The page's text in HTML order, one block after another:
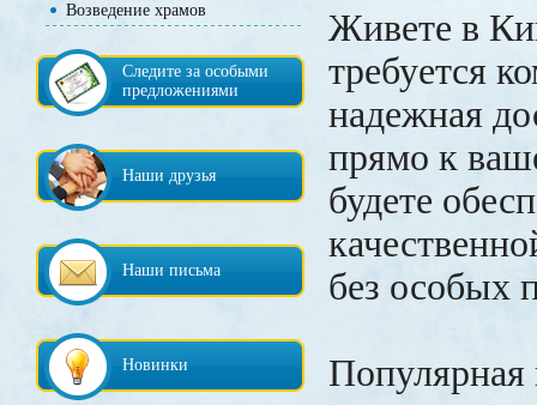
Возведение храмов
Следите за особыми
предложениями
Наши друзья
Наши письма
Новинки
Живете в
требуется
надежная
прямо к
будете
без особых